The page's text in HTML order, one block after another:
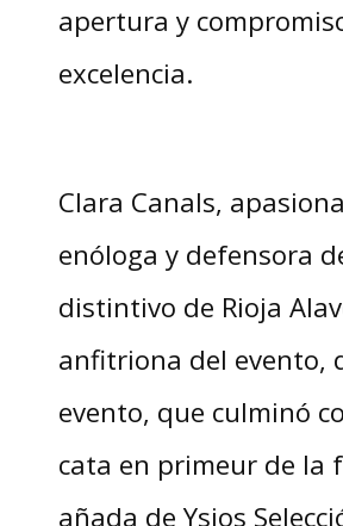
apertura y
excelencia.
Clara Canals,
enóloga y defensora
distintivo de Rioja
anfitriona del evento,
evento, que culminó
cata en primeur de la
añada de Ysios